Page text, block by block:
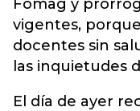
Fomag y
vigentes,
docentes sin
las inquietudes
El día de ayer